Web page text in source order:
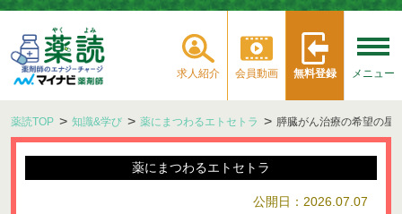
求人紹介 会員動画 無料登録 メニュー
薬読TOP 知識&学び 薬にまつわるエトセトラ 膵臓がん治療の希望の星
薬にまつわるエトセトラ
公開日：2026.07.07